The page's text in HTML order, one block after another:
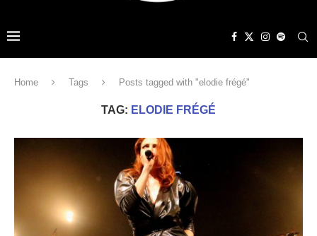
Home Tags Posts tagged with "elodie frégé"
TAG: ELODIE FRÉGÉ